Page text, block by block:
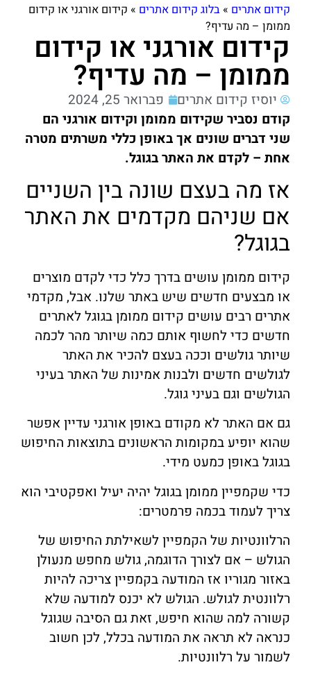
קידום אתרים »בלוג קידום אתרים » קידום אורגני או קידום
ממומן – מה עדיף?
קידום אורגני או קידום
ממומן – מה עדיף?
יוסיז קידום אתרים
פברואר 25, 2024
קודם נסביר שקידום ממומן וקידום אורגני הם
שני דברים שונים אך באופן כללי משרתים מטרה
אחת – לקדם את האתר בגוגל.
אז מה בעצם שונה בין השניים
אם שניהם מקדמים את האתר
בגוגל?
קידום ממומן עושים בדרך כלל כדי לקדם מוצרים
או מבצעים חדשים שיש באתר שלנו. אבל, מקדמי
אתרים רבים עושים קידום ממומן בגוגל לאתרים
חדשים כדי לחשוף אותם כמה שיותר מהר לכמה
שיותר גולשים וככה בעצם להכיר את האתר
לגולשים חדשים ולבנות אמינות של האתר בעיני
הגולשים וגם בעיני גוגל.
גם אם האתר לא מקודם באופן אורגני עדיין אפשר
שהוא יופיע במקומות הראשונים בתוצאות החיפוש
בגוגל באופן כמעט מידי.
כדי שקמפיין ממומן בגוגל יהיה יעיל ואפקטיבי הוא
צריך לעמוד בכמה פרמטרים:
הרלוונטיות של הקמפיין לשאילתת החיפוש של
הגולש – אם לצורך הדוגמה, גולש מחפש מנעולן
באזור מגוריו אז המודעה בקמפיין צריכה להיות
רלוונטית לגולש. הגולש לא יכנס למודעה שלא
קשורה למה שהוא חיפש, זאת גם הסיבה שגוגל
כנראה לא תראה את המודעה בכלל, לכן חשוב
לשמור על רלוונטיות.